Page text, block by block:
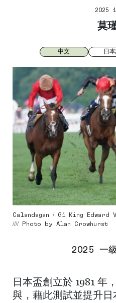
2025
莫
中文 日
Calandagan / G1 King
//// Photo by Alan Crowhurst
2025 一
日本盃創立於 1981 年
與，藉此測試並提升